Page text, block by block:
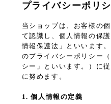
プライバシーポリ
当ショップは、お客様の
て認識し、個人情報の保
情報保護法」といいます
のプライバシーポリシー
シー」といいます。）に
に努めます。
1. 個人情報の定義